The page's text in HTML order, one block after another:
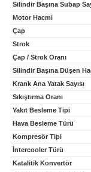
Silindir Başına Subap
Motor Hacmi
Çap
Strok
Çap / Strok Oranı
Silindir Başına Düşen
Krank Ana Yatak Sayısı
Sıkıştırma Oranı
Yakıt Besleme Tipi
Hava Besleme Türü
Kompresör Tipi
İntercooler Türü
Katalitik Konvertör